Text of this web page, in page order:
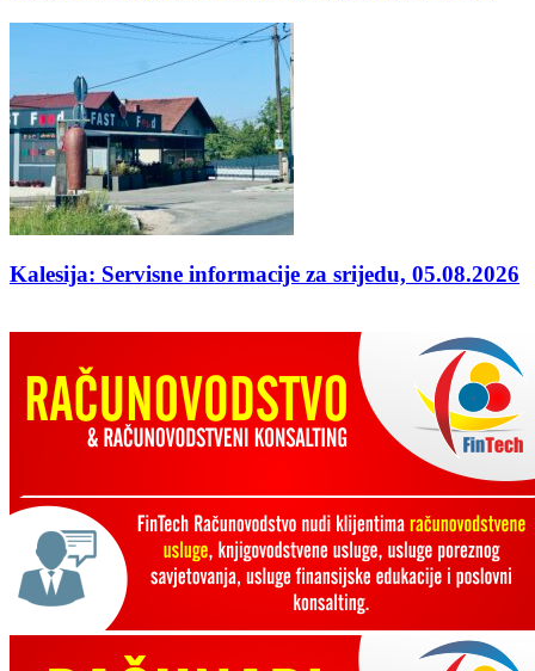
Kalesija: Servisne informacije za srijedu, 05.08.2026